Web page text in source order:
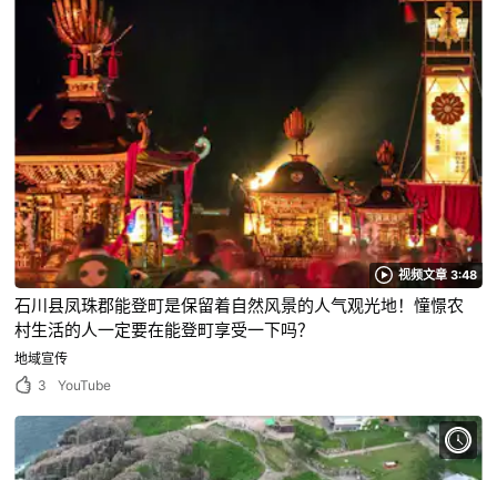
视频文章 3:48
石川县凤珠郡能登町是保留着自然风景的人气观光地！憧憬农
村生活的人一定要在能登町享受一下吗？
地域宣传
3
YouTube